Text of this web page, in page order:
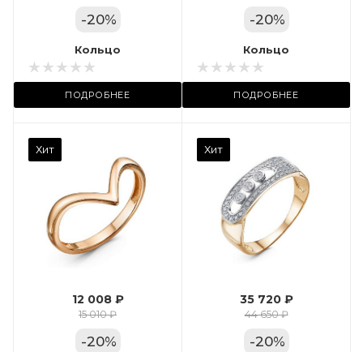
-20%
Кольцо
ПОДРОБНЕЕ
КРАС
Местоположение:
ТРЦ «Арена»
-20%
Кольцо
ПОДРОБНЕЕ
Хит
12 008 ₽
15 010 ₽
-20%
Хит
Вес драгметалла
Марка (бренд)
Дельта
Фианит
Цвет золота
КРАС
35 720 ₽
44 650 ₽
-20%